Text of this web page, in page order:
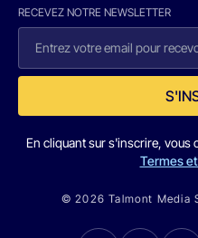
RECEVEZ NOTRE NEWSLETTER
En cliquant sur s'inscrire, vous
Termes
© 2026 Talmont Media